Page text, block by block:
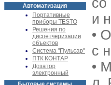
Автоматизация
Портативные
приборы TESTO
Решения по
диспетчеризации
объектов
Система "Пульсар"
ПТК КОНТАР
Дозатор
электронный
и
•
с
•